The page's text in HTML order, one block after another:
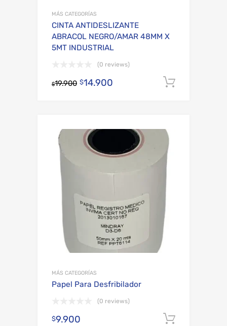
MÁS CATEGORÍAS
CINTA ANTIDESLIZANTE
ABRACOL NEGRO/AMAR 48MM X
5MT INDUSTRIAL
(0 reviews)
$19.900 $14.900
MÁS CATEGORÍAS
Papel Para Desfribilador
(0 reviews)
$9.900